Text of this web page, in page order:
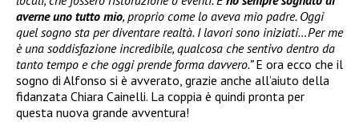
averne uno tutto mio, proprio come lo aveva mio padre. Oggi
quel sogno sta per diventare realtà. I lavori sono iniziati…Per me
è una soddisfazione incredibile, qualcosa che sentivo dentro da
tanto tempo e che oggi prende forma davvero.”E ora ecco che il
sogno di Alfonso si è avverato, grazie anche all’aiuto della
fidanzata Chiara Cainelli. La coppia è quindi pronta per
questa nuova grande avventura!